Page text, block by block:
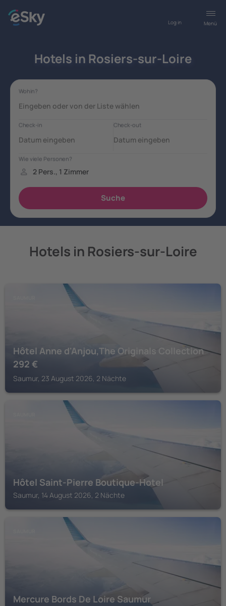
Menü
Log in
Hotels in Rosiers-sur-Loire
Hotels in Rosiers-sur-Loire
Hôtel Anne d'Anjou,The Originals Collection
292 €
Saumur, 23 August 2026, 2 Nächte
Hôtel Saint-Pierre Boutique-Hotel
Saumur, 14 August 2026, 2 Nächte
Mercure Bords De Loire Saumur